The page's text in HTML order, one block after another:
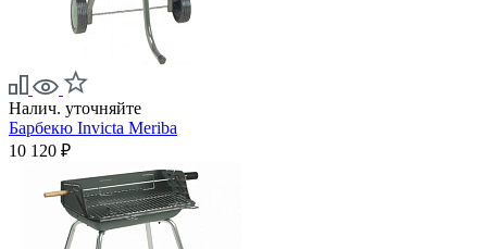
Налич. уточняйте
Барбекю Invicta Meriba
10 120 ₽